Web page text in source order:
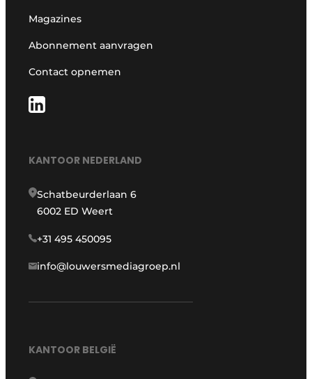
Magazines
Abonnement aanvragen
Contact opnemen
KANTOOR NEDERLAND
Schatbeurderlaan 6
6002 ED Weert
+31 495 450095
info@louwersmediagroep.nl
KANTOOR BELGIË